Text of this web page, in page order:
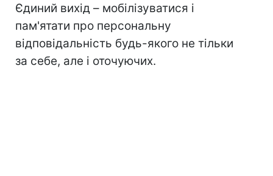
Єдиний вихід – мобілізуватися і
пам'ятати про персональну
відповідальність будь-якого не тільки
за себе, але і оточуючих.